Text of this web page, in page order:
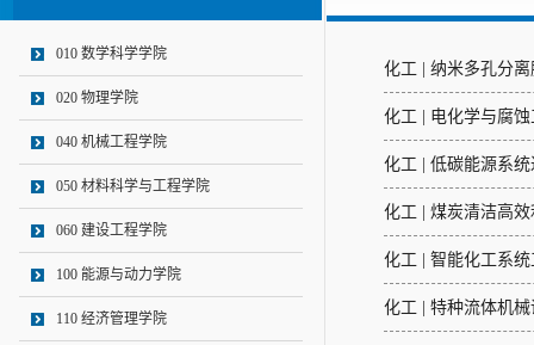
010 数学科学学院
020 物理学院
040 机械工程学院
050 材料科学与工程学院
060 建设工程学院
100 能源与动力学院
110 经济管理学院
化工 | 纳米多孔分
化工 | 电化学与腐
化工 | 低碳能源系
化工 | 煤炭清洁高
化工 | 智能化工系
化工 | 特种流体机